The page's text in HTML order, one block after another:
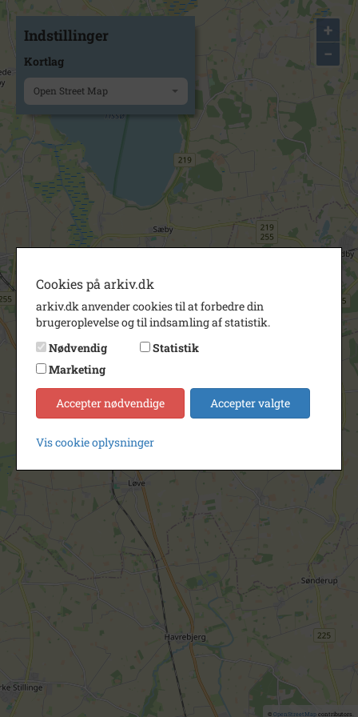
+
−
© OpenStreetMapcontributors.
Indstillinger
Kortlag
Open Street Map
Cookies på arkiv.dk
arkiv.dk anvender cookies til at forbedre din
brugeroplevelse og til indsamling af statistik.
Nødvendig
Statistik
Marketing
Accepter nødvendige Accepter valgte
Vis cookie oplysninger